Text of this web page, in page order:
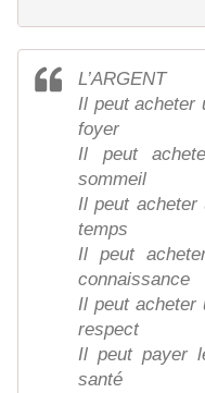
L’ARGENT
Il peut acheter
foyer
Il peut
sommeil
Il peut acheter
temps
Il peut
connaissance
Il peut acheter
respect
Il peut payer
santé